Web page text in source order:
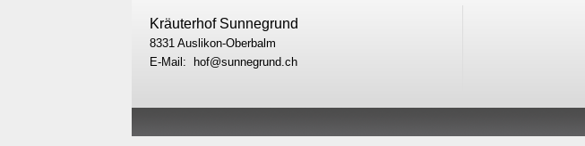
Kräuterhof Sunnegrund
8331 Auslikon-Oberbalm
E-Mail: hof@sunnegrund.ch
©